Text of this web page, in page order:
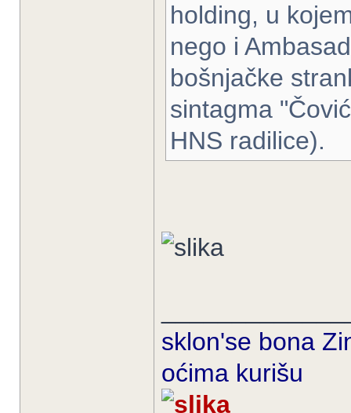
holding, u
nego i
bošnjačke
sintagma
HNS radilice).
sklon'se bona
oćima kurišu